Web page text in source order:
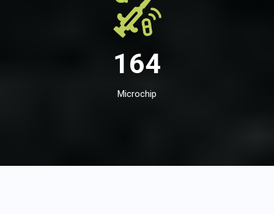
164
Microchip